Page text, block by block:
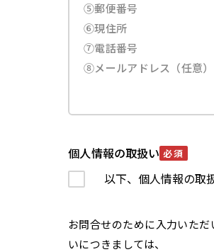
個人情報の取扱い 必須
以下、個人情報の取
お問合せのために入力いた
いにつきましては、